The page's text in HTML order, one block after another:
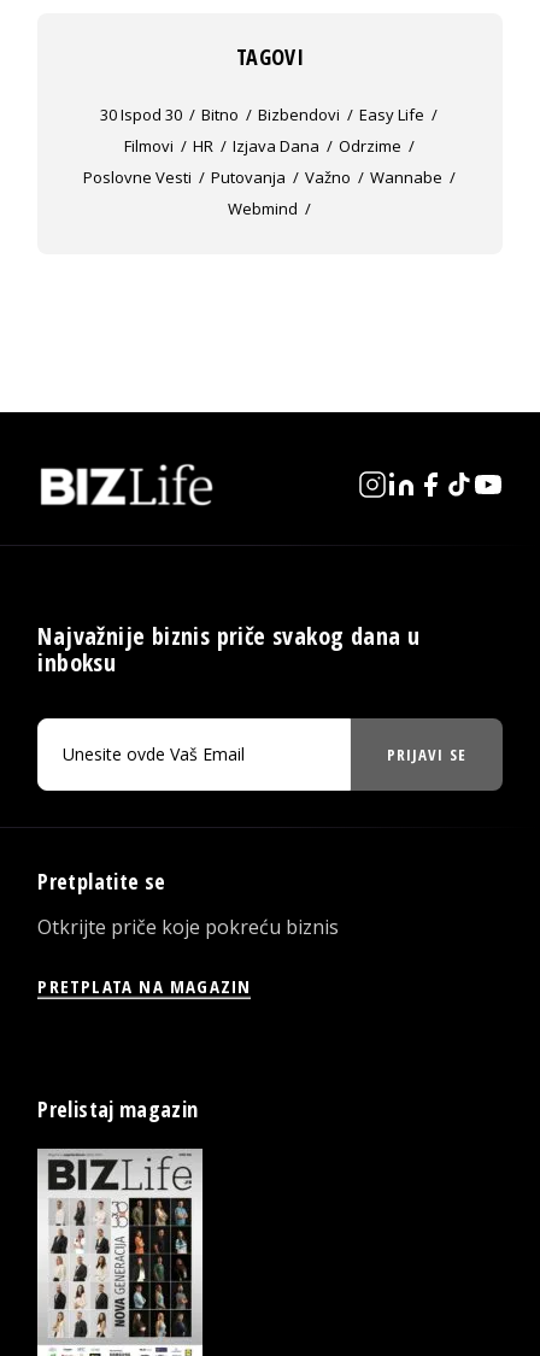
TAGOVI
30 Ispod 30 Bitno Bizbendovi
Easy Life
Filmovi
HR Izjava Dana
Odrzime
Poslovne Vesti
Putovanja Važno
Wannabe
Webmind
Najvažnije biznis priče svakog dana u
inboksu
PRIJAVI SE
Pretplatite se
Otkrijte priče koje pokreću biznis
PRETPLATA NA MAGAZIN
Prelistaj magazin